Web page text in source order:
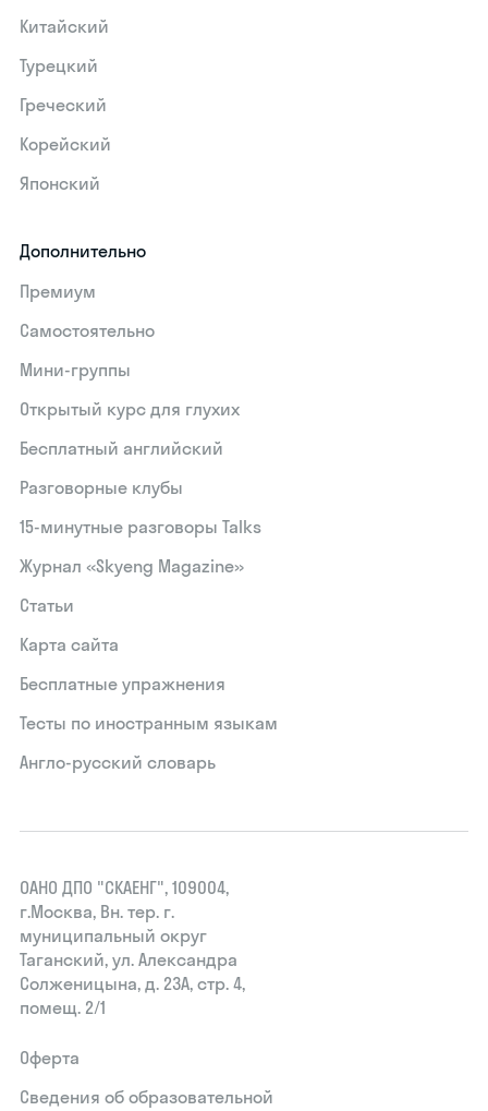
Китайский
Турецкий
Греческий
Корейский
Японский
Дополнительно
Премиум
Самостоятельно
Мини-группы
Открытый курс для глухих
Бесплатный английский
Разговорные клубы
15‑минутные разговоры Talks
Журнал «Skyeng Magazine»
Статьи
Карта сайта
Бесплатные упражнения
Тесты по иностранным языкам
Англо-русский словарь
ОАНО ДПО "СКАЕНГ", 109004,
г.Москва, Вн. тер. г.
муниципальный округ
Таганский, ул. Александра
Солженицына, д. 23А, стр. 4,
помещ. 2/1
Оферта
Сведения об образовательной